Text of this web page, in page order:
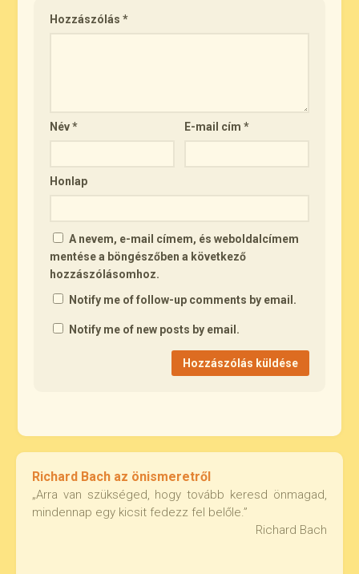
Hozzászólás*
Név* E-mail cím*
Honlap
A nevem, e-mail címem, és weboldalcímem
mentése a böngészőben a következő
hozzászólásomhoz.
Notify me of follow-up comments by email.
Notify me of new posts by email.
Richard Bach az önismeretről
„Arra van szükséged, hogy tovább keresd önmagad,
mindennap egy kicsit fedezz fel belőle.”
Richard Bach